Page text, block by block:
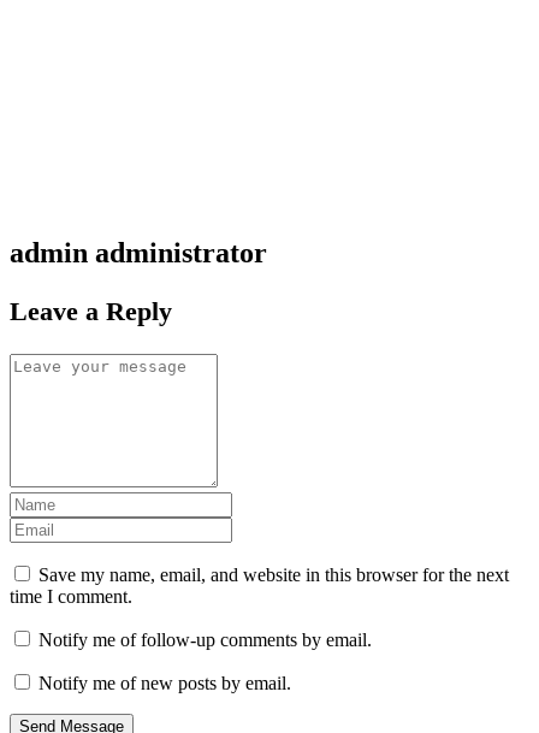
admin administrator
Leave a Reply
Save my name, email, and website in this browser for the next
time I comment.
Notify me of follow-up comments by email.
Notify me of new posts by email.